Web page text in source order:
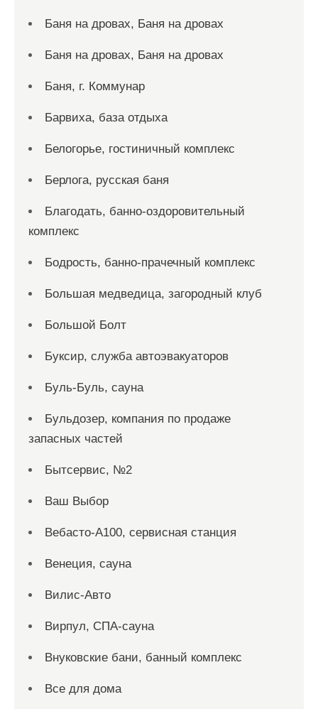
Баня на дровах, Баня на дровах
Баня на дровах, Баня на дровах
Баня, г. Коммунар
Барвиха, база отдыха
Белогорье, гостиничный комплекс
Берлога, русская баня
Благодать, банно-оздоровительный
комплекс
Бодрость, банно-прачечный комплекс
Большая медведица, загородный клуб
Большой Болт
Буксир, служба автоэвакуаторов
Буль-Буль, сауна
Бульдозер, компания по продаже
запасных частей
Бытсервис, №2
Ваш Выбор
Вебасто-А100, сервисная станция
Венеция, сауна
Вилис-Авто
Вирпул, СПА-сауна
Внуковские бани, банный комплекс
Все для дома